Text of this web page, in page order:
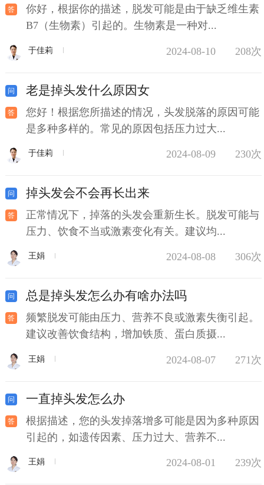
你好，根据你的描述，脱发可能是由于缺乏维生素
B7（生物素）引起的。生物素是一种对...
于佳莉 2024-08-10 208次
老是掉头发什么原因女
您好！根据您所描述的情况，头发脱落的原因可能
是多种多样的。常见的原因包括压力过大...
于佳莉 2024-08-09 230次
掉头发会不会再长出来
正常情况下，掉落的头发会重新生长。脱发可能与
压力、饮食不当或激素变化有关。建议均...
王娟 2024-08-08 306次
总是掉头发怎么办有啥办法吗
频繁脱发可能由压力、营养不良或激素失衡引起。
建议改善饮食结构，增加铁质、蛋白质摄...
王娟 2024-08-07 271次
一直掉头发怎么办
根据描述，您的头发掉落增多可能是因为多种原因
引起的，如遗传因素、压力过大、营养不...
王娟 2024-08-01 239次